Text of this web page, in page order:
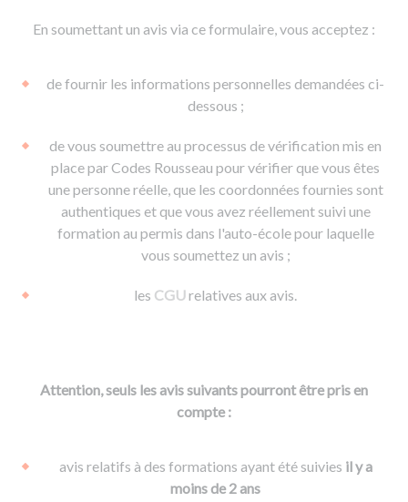
En soumettant un avis via ce formulaire, vous acceptez :
de fournir les informations personnelles demandées ci-
dessous ;
de vous soumettre au processus de vérification mis en
place par Codes Rousseau pour vérifier que vous êtes
une personne réelle, que les coordonnées fournies sont
authentiques et que vous avez réellement suivi une
formation au permis dans l'auto-école pour laquelle
vous soumettez un avis ;
les CGUrelatives aux avis.
Attention, seuls les avis suivants pourront être pris en
compte :
avis relatifs à des formations ayant été suivies il y a
moins de 2 ans